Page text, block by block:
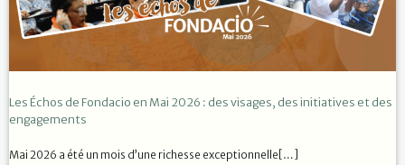
Les Échos de Fondacio en Mai 2026 : des visages, des initiatives et des
engagements
Mai 2026 a été un mois d’une richesse exceptionnelle[…]